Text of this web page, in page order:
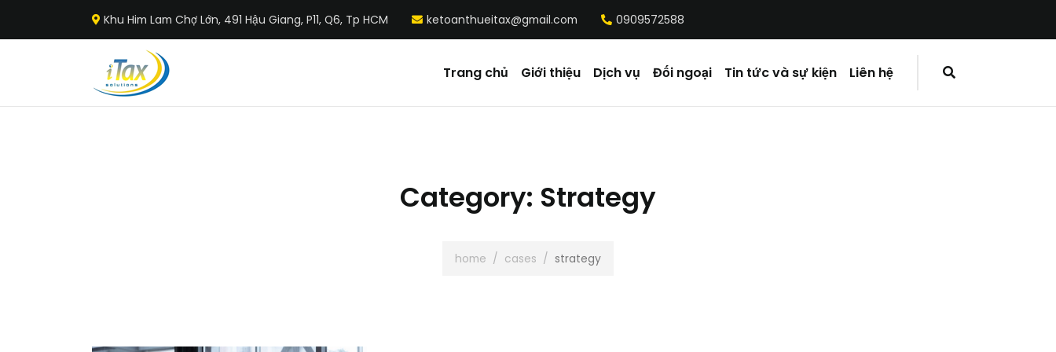
Khu Him Lam Chợ Lớn, 491 Hậu Giang, P11, Q6, Tp HCM ketoanthueitax@gmail.com 0909572588
Trang chủ Giới thiệu Dịch vụ Đối ngoại Tin tức và sự kiện Liên hệ
Category: Strategy
home / cases / strategy